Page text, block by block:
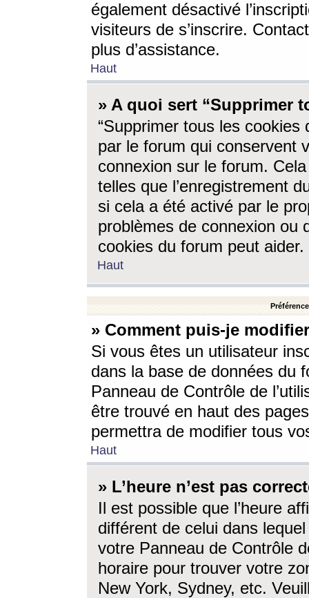
également désactivé
visiteurs de s’inscrire.
plus d’assistance.
Haut
» A quoi sert “Supprimer
“Supprimer tous les cookies
par le forum qui conservent
connexion sur le forum.
telles que l’enregistrement
si cela a été activé par le
problèmes de connexion ou
cookies du forum peut aider.
Haut
» Comment puis-je
Si vous êtes un utilisateur
dans la base de données du
Panneau de Contrôle de
être trouvé en haut des
permettra de modifier tous
Haut
» L’heure n’est pas
Il est possible que l’heure
différent de celui dans
votre Panneau de Contrôle
horaire pour trouver votre
New York, Sydney, etc.